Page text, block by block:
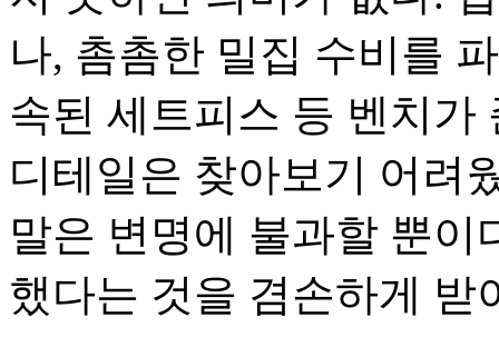
나, 촘촘한 밀집 수비를
속된 세트피스 등 벤치가
디테일은 찾아보기 어려
말은 변명에 불과할 뿐이
했다는 것을 겸손하게 받